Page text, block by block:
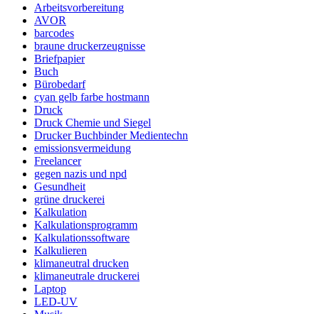
Arbeitsvorbereitung
AVOR
barcodes
braune druckerzeugnisse
Briefpapier
Buch
Bürobedarf
cyan gelb farbe hostmann
Druck
Druck Chemie und Siegel
Drucker Buchbinder Medientechn
emissionsvermeidung
Freelancer
gegen nazis und npd
Gesundheit
grüne druckerei
Kalkulation
Kalkulationsprogramm
Kalkulationssoftware
Kalkulieren
klimaneutral drucken
klimaneutrale druckerei
Laptop
LED-UV